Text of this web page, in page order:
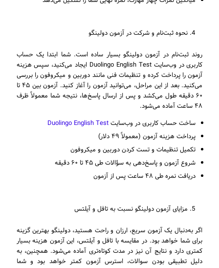
نحوه ثبت‌نام و شرکت در آزمون دولینگو
روند ثبت‌نام در آزمون دولینگو بسیار ساده است. شما ابتدا یک حساب
کاربری در وب‌سایت Duolingo English Test ایجاد می‌کنید، سپس هزینه
آزمون را پرداخت کرده و تنظیمات فنی مانند دوربین و میکروفون را بررسی
می‌کنید. بعد از این مراحل، می‌توانید آزمون را آغاز کنید. آزمون بین ۴۵ تا
۶۰ دقیقه طول می‌کشد و پس از ارسال پاسخ‌ها، نتیجه شما معمولاً ظرف
۴۸ ساعت آماده می‌شود.
ساخت حساب کاربری در وب‌سایتDuolingo English Test
پرداخت هزینه آزمون (معمولاً ۴۹ دلار)
تکمیل تنظیمات و تست کردن دوربین و میکروفون
شروع آزمون و پاسخ‌دهی به سؤالات طی ۴۵ تا ۶۰ دقیقه
دریافت نمره طی ۴۸ ساعت پس از آزمون
مزایای آزمون دولینگو نسبت به تافل و آیلتس
اگر به‌دنبال یک آزمون سریع، ارزان و راحت هستید، دولینگو بهترین گزینه
برای شما خواهد بود. در مقایسه با تافل و آیلتس، این آزمون هزینه بسیار
کمتری دارد و نتایج آن نیز در مدت کوتاه‌تری آماده می‌شود. همچنین، به
دلیل تطبیقی بودن سوالات، استرس آزمون کمتر خواهد بود و شما